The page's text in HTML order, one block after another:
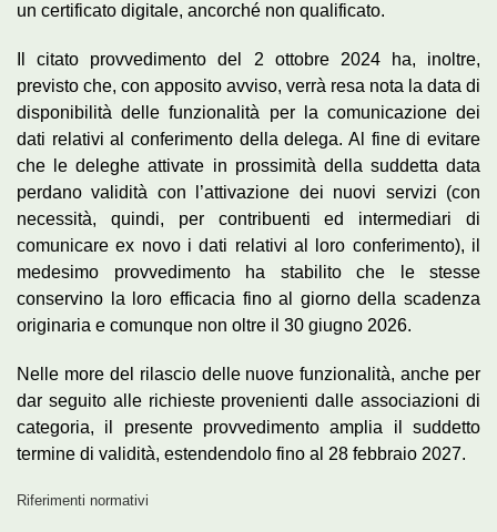
un certificato digitale, ancorché non qualificato.
Il citato provvedimento del 2 ottobre 2024 ha, inoltre,
previsto che, con apposito avviso, verrà resa nota la data di
disponibilità delle funzionalità per la comunicazione dei
dati relativi al conferimento della delega. Al fine di evitare
che le deleghe attivate in prossimità della suddetta data
perdano validità con l’attivazione dei nuovi servizi (con
necessità, quindi, per contribuenti ed intermediari di
comunicare ex novo i dati relativi al loro conferimento), il
medesimo provvedimento ha stabilito che le stesse
conservino la loro efficacia fino al giorno della scadenza
originaria e comunque non oltre il 30 giugno 2026.
Nelle more del rilascio delle nuove funzionalità, anche per
dar seguito alle richieste provenienti dalle associazioni di
categoria, il presente provvedimento amplia il suddetto
termine di validità, estendendolo fino al 28 febbraio 2027.
Riferimenti normativi